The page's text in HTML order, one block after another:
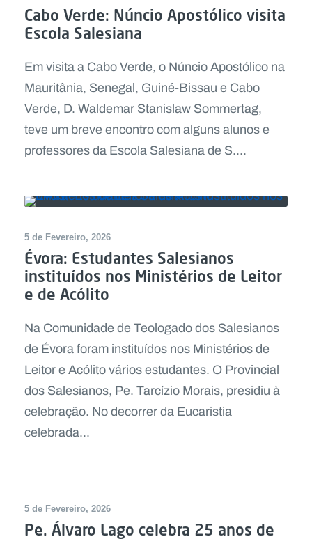
Cabo Verde: Núncio Apostólico visita
Escola Salesiana
Em visita a Cabo Verde, o Núncio Apostólico na
Mauritânia, Senegal, Guiné-Bissau e Cabo
Verde, D. Waldemar Stanislaw Sommertag,
teve um breve encontro com alguns alunos e
professores da Escola Salesiana de S....
5 de Fevereiro, 2026
Évora: Estudantes Salesianos
instituídos nos Ministérios de Leitor
e de Acólito
Na Comunidade de Teologado dos Salesianos
de Évora foram instituídos nos Ministérios de
Leitor e Acólito vários estudantes. O Provincial
dos Salesianos, Pe. Tarcízio Morais, presidiu à
celebração. No decorrer da Eucaristia
celebrada...
5 de Fevereiro, 2026
Pe. Álvaro Lago celebra 25 anos de